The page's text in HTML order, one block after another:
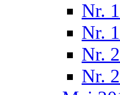
Nr.
Nr.
Nr.
Nr.